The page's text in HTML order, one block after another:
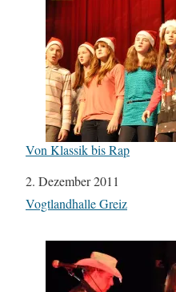
Von Klassik bis Rap
Datum
2. Dezember 2011
In Bezug auf
Vogtlandhalle Greiz